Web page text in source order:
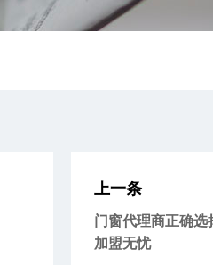
上一条
门窗代理商正确
加盟无忧